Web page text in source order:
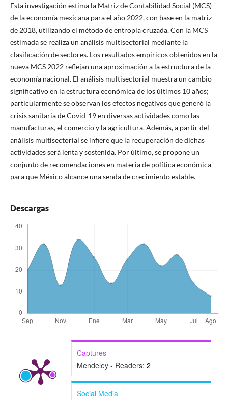
Esta investigación estima la Matriz de Contabilidad Social (MCS)
de la economía mexicana para el año 2022, con base en la matriz
de 2018, utilizando el método de entropía cruzada. Con la MCS
estimada se realiza un análisis multisectorial mediante la
clasificación de sectores. Los resultados empíricos obtenidos en la
nueva MCS 2022 reflejan una aproximación a la estructura de la
economía nacional. El análisis multisectorial muestra un cambio
significativo en la estructura económica de los últimos 10 años;
particularmente se observan los efectos negativos que generó la
crisis sanitaria de Covid-19 en diversas actividades como las
manufacturas, el comercio y la agricultura. Además, a partir del
análisis multisectorial se infiere que la recuperación de dichas
actividades será lenta y sostenida. Por último, se propone un
conjunto de recomendaciones en materia de política económica
para que México alcance una senda de crecimiento estable.
Descargas
Captures
Mendeley - Readers: 2
Social Media